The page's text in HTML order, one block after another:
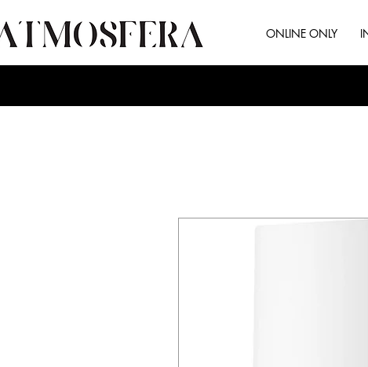
ONLINE ONLY